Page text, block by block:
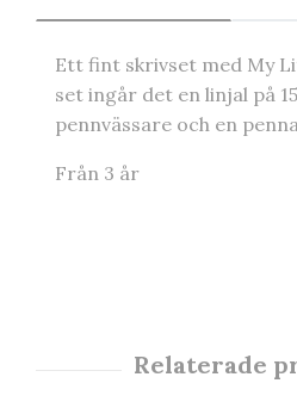
Ett fint skrivset med My
set ingår det en linjal på
pennvässare och en
Från 3 år